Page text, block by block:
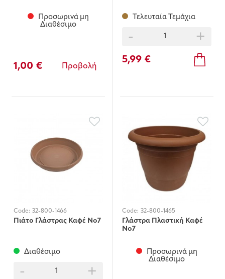
Προσωρινά μη
Διαθέσιμο
1,00 € Προβολή
Τελευταία Τεμάχια
- +
5,99 €
Code: 32-800-1466
Πιάτο Γλάστρας Καφέ Νο7
Διαθέσιμο
- +
Code: 32-800-1465
Γλάστρα Πλαστική Καφέ
Νο7
Προσωρινά μη
Διαθέσιμο